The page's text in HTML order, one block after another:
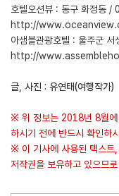
호텔오션뷰 : 동구 화정동
http://
아샘블관광호텔 : 울주군
http://
글, 사진 : 유연태(여행작가)
※ 위 정보는 2018년 8월에
하시기 전에 반드시 확인하
※ 이 기사에 사용된 텍스트
저작권을 보유하고 있으므